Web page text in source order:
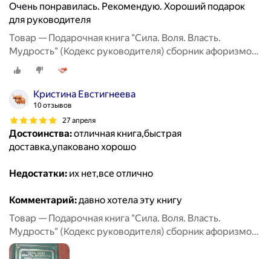
Очень понравилась. Рекомендую. Хороший подарок
для руководителя
Товар — Подарочная книга "Сила. Воля. Власть.
Мудрость" (Кодекс руководителя) сборник афоризмов,
цитаты великих людей
Кристина Евстигнеева
10 отзывов
27 апреля
Достоинства:отличная книга,быстрая
доставка,упаковано хорошо
Недостатки: их нет,все отлично
Комментарий:давно хотела эту книгу
Товар — Подарочная книга "Сила. Воля. Власть.
Мудрость" (Кодекс руководителя) сборник афоризмов,
цитаты великих людей